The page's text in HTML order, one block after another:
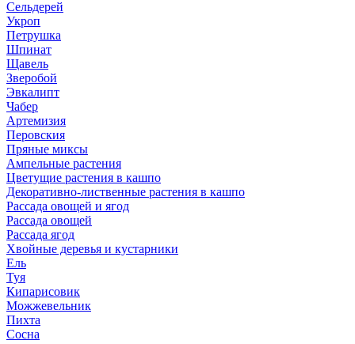
Сельдерей
Укроп
Петрушка
Шпинат
Щавель
Зверобой
Эвкалипт
Чабер
Артемизия
Перовския
Пряные миксы
Ампельные растения
Цветущие растения в кашпо
Декоративно-лиственные растения в кашпо
Рассада овощей и ягод
Рассада овощей
Рассада ягод
Хвойные деревья и кустарники
Ель
Туя
Кипарисовик
Можжевельник
Пихта
Сосна